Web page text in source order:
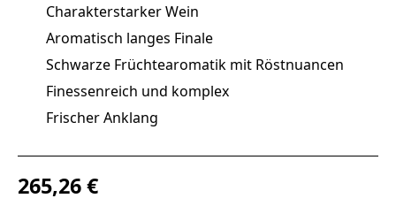
Charakterstarker Wein
Aromatisch langes Finale
Schwarze Früchtearomatik mit Röstnuancen
Finessenreich und komplex
Frischer Anklang
Regulärer Preis:
265,26 €